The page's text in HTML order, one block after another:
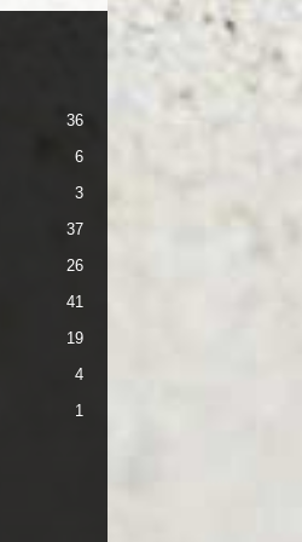
36
6
3
37
26
41
19
4
1